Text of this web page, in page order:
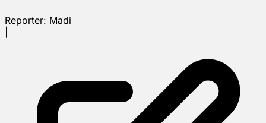
Reporter: Madi